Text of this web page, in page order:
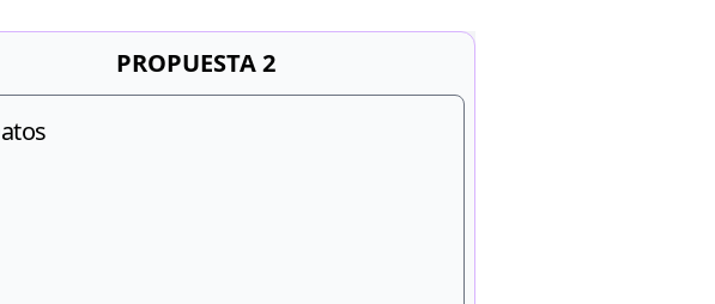
PROPUESTA 2